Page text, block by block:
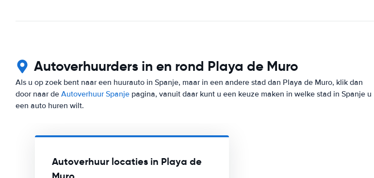
Autoverhuurders in en rond Playa de Muro
Als u op zoek bent naar een huurauto in Spanje, maar in een andere stad dan Playa de Muro, klik dan
door naar de Autoverhuur Spanje pagina, vanuit daar kunt u een keuze maken in welke stad in Spanje u
een auto huren wilt.
Autoverhuur locaties in Playa de